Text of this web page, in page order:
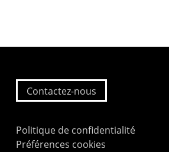
Contactez-nous
Politique de confidentialité
Préférences cookies